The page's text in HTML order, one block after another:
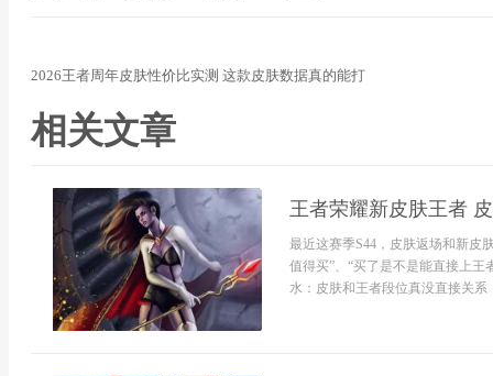
2026王者周年皮肤性价比实测 这款皮肤数据真的能打
相关文章
王者荣耀新皮肤王者
最近这赛季S44，皮肤返场和新皮
值得买”、“买了是不是能直接上
水：皮肤和王者段位真没直接关